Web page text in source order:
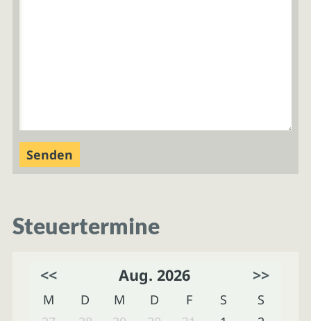
Steuertermine
<< Aug. 2026 >>
M D M D F S
S